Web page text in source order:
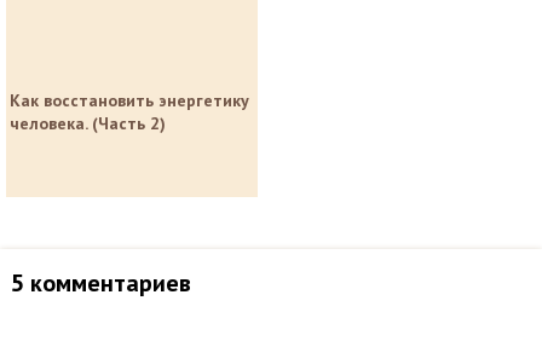
Как восстановить энергетику
человека. (Часть 2)
5 комментариев